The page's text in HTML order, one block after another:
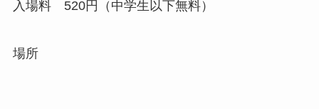
入場料 520円（中学生以下無料）
場所